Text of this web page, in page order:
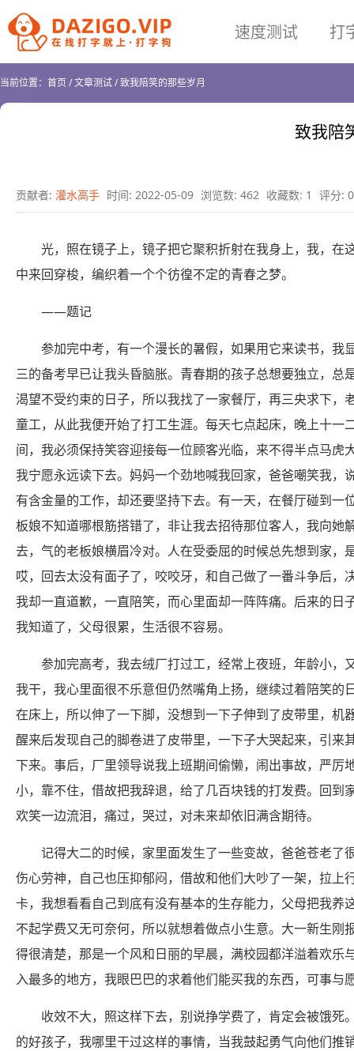
速度测试 打
当前位置： 首页/文章测试/致我陪笑的那些岁月
致我陪
贡献者: 灌水高手 时间: 2022-05-09 浏览数: 462 收藏数: 1 评分: 0
光，照在镜子上，镜子把它聚积折射在我身上，我，在
中来回穿梭，编织着一个个彷徨不定的青春之梦。
——题记
参加完中考，有一个漫长的暑假，如果用它来读书，我
三的备考早已让我头昏脑胀。青春期的孩子总想要独立，总
渴望不受约束的日子，所以我找了一家餐厅，再三央求下，
童工，从此我便开始了打工生涯。每天七点起床，晚上十一
间，我必须保持笑容迎接每一位顾客光临，来不得半点马
我宁愿永远读下去。妈妈一个劲地喊我回家，爸爸嘲笑我
有含金量的工作，却还要坚持下去。有一天，在餐厅碰到
板娘不知道哪根筋搭错了，非让我去招待那位客人，我向
去，气的老板娘横眉冷对。人在受委屈的时候总先想到家
哎，回去太没有面子了，咬咬牙，和自己做了一番斗争后
我却一直道歉，一直陪笑，而心里面却一阵阵痛。后来的
我知道了，父母很累，生活很不容易。
参加完高考，我去绒厂打过工，经常上夜班，年龄小
我干，我心里面很不乐意但仍然嘴角上扬，继续过着陪笑
在床上，所以伸了一下脚，没想到一下子伸到了皮带里，
醒来后发现自己的脚卷进了皮带里，一下子大哭起来，引
下来。事后，厂里领导说我上班期间偷懒，闹出事故，严
小，靠不住，借故把我辞退，给了几百块钱的打发费。回
欢笑一边流泪，痛过，哭过，对未来却依旧满含期待。
记得大二的时候，家里面发生了一些变故，爸爸苍老
伤心劳神，自己也压抑郁闷，借故和他们大吵了一架，拉
卡，我想看看自己到底有没有基本的生存能力，父母把我
不起学费又无可奈何，所以就想着做点小生意。大一新生
得很清楚，那是一个风和日丽的早晨，满校园都洋溢着欢
入最多的地方，我眼巴巴的求着他们能买我的东西，可事
收效不大，照这样下去，别说挣学费了，肯定会被饿
的好孩子，我哪里干过这样的事情，当我鼓起勇气向他们